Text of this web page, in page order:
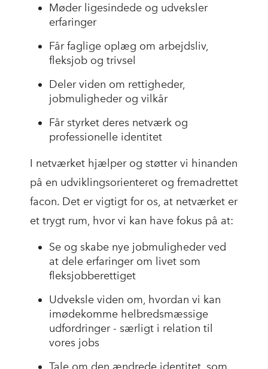
Møder ligesindede og udveksler
erfaringer
Får faglige oplæg om arbejdsliv,
fleksjob og trivsel
Deler viden om rettigheder,
jobmuligheder og vilkår
Får styrket deres netværk og
professionelle identitet
I netværket hjælper og støtter vi hinanden
på en udviklingsorienteret og fremadrettet
facon. Det er vigtigt for os, at netværket er
et trygt rum, hvor vi kan have fokus på at:
Se og skabe nye jobmuligheder ved
at dele erfaringer om livet som
fleksjobberettiget
Udveksle viden om, hvordan vi kan
imødekomme helbredsmæssige
udfordringer - særligt i relation til
vores jobs